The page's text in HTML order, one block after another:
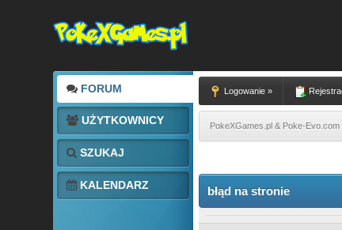
FORUM
UŻYTKOWNICY
SZUKAJ
KALENDARZ
Logowanie »
PokeXGames.pl & Poke-
0 głosów - średnia: 0
1
2
3
4
5
błąd na stronie